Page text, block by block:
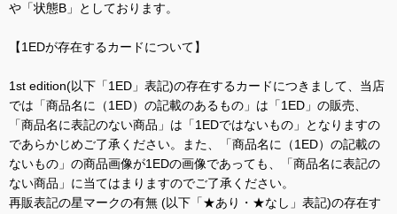
や「状態B」としております。
【1EDが存在するカードについて】
1st edition(以下「1ED」表記)の存在するカードにつきまして、当店
では「商品名に（1ED）の記載のあるもの」は「1ED」の販売、
「商品名に表記のない商品」は「1EDではないもの」となりますの
であらかじめご了承ください。また、「商品名に（1ED）の記載の
ないもの」の商品画像が1EDの画像であっても、「商品名に表記の
ない商品」に当てはまりますのでご了承ください。
再販表記の星マークの有無 (以下「★あり・★なし」表記)の存在す